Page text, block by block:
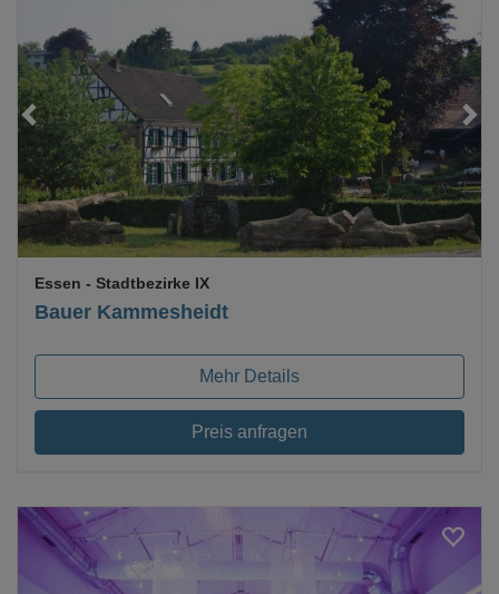
Bauer Kammesheidt
Essen - Stadtbezirke IX
Mehr Details
Preis anfragen